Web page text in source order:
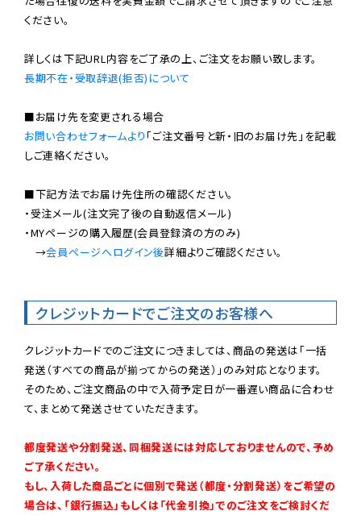
ください。
長期不在・受取辞退(拒否)について
お問い合わせフォームより 「ご注文番号と新・旧のお届け先」を記載
しご連絡ください。
■下記方法でお届け先住所の確認ください。
・受注メール(注文完了後の自動返信メール)
・MYページの購入履歴(会員登録済の方のみ)
→会員ページへログイン後詳細よりご確認ください。
クレジットカードでご注文のお客様へ
クレジットカードでのご注文につきましては、商品の発送は「一括
発送（すべての商品が揃ってからの発送）」のみ対応となります。
そのため、ご注文商品の中で入荷予定日が一番遅い商品に合わせ
て、まとめて発送させていただきます。
都度発送や分割発送、同梱発送には対応しておりませんので、予め
ご了承ください。
もし、入荷した商品ごとに個別で発送（都度・分割発送）をご希望の
場合は、「銀行振込」もしくは「代金引換」でのご注文をご検討くだ